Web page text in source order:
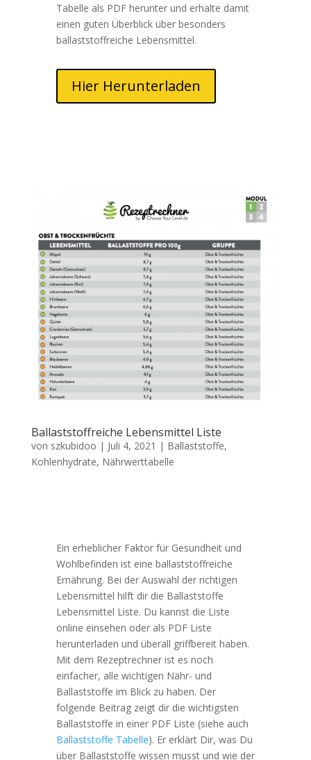
Tabelle als PDF herunter und erhalte damit
einen guten Überblick über besonders
ballaststoffreiche Lebensmittel.
Hier Herunterladen
Ballaststoffreiche Lebensmittel Liste
von szkubidoo | Juli 4, 2021 | Ballaststoffe,
Kohlenhydrate, Nährwerttabelle
Ein erheblicher Faktor für Gesundheit und
Wohlbefinden ist eine ballaststoffreiche
Ernährung. Bei der Auswahl der richtigen
Lebensmittel hilft dir die Ballaststoffe
Lebensmittel Liste. Du kannst die Liste
online einsehen oder als PDF Liste
herunterladen und überall griffbereit haben.
Mit dem Rezeptrechner ist es noch
einfacher, alle wichtigen Nähr- und
Ballaststoffe im Blick zu haben. Der
folgende Beitrag zeigt dir die wichtigsten
Ballaststoffe in einer PDF Liste (siehe auch
Ballaststoffe Tabelle). Er erklärt Dir, was Du
über Ballaststoffe wissen musst und wie der